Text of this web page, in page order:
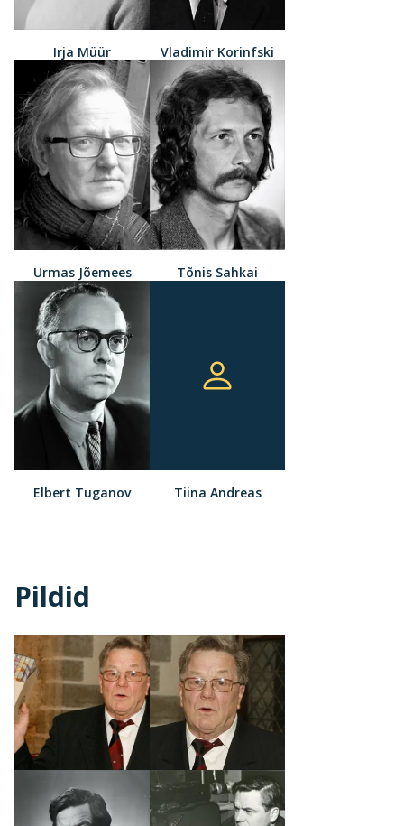
Irja Müür Vladimir Korinfski
Urmas Jõemees Tõnis Sahkai
Elbert Tuganov Tiina Andreas
Pildid